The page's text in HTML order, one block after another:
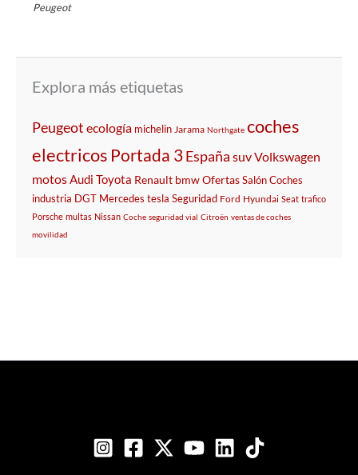
Peugeot
Explora más etiquetas
Peugeot ecología michelin Jarama Northgate coches
electricos Portada 3España suvVolkswagen
motosAudi Toyota Renault bmwOfertasSalónCoches
industria DGT Mercedes tesla Seguridad Ford Hyundai Seat trafico
Porsche multas Nissan Coche seguridad vial Citroën ventas de coches
movilidad